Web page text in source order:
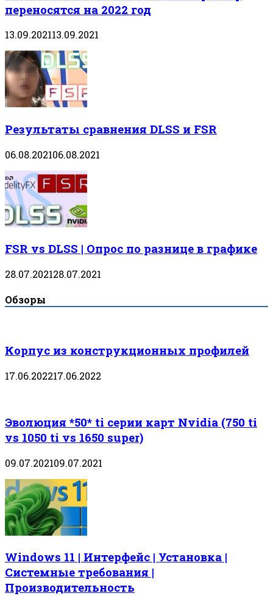
переносятся на 2022 год
13.09.202113.09.2021
Результаты сравнения DLSS и FSR
06.08.202106.08.2021
FSR vs DLSS | Опрос по разнице в графике
28.07.202128.07.2021
Обзоры
Корпус из конструкционных профилей
17.06.202217.06.2022
Эволюция *50* ti серии карт Nvidia (750 ti
vs 1050 ti vs 1650 super)
09.07.202109.07.2021
Windows 11 | Интерфейс | Установка |
Системные требования |
Производительность